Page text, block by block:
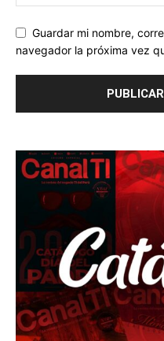
Guardar mi nombre,
navegador la próxima vez